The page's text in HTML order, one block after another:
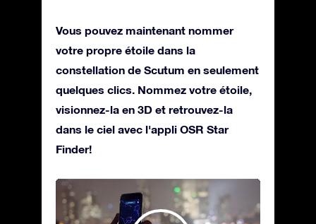
Vous pouvez maintenant nommer
votre propre étoile dans la
constellation de Scutum en seulement
quelques clics. Nommez votre étoile,
visionnez-la en 3D et retrouvez-la
dans le ciel avec l'appli OSR Star
Finder!